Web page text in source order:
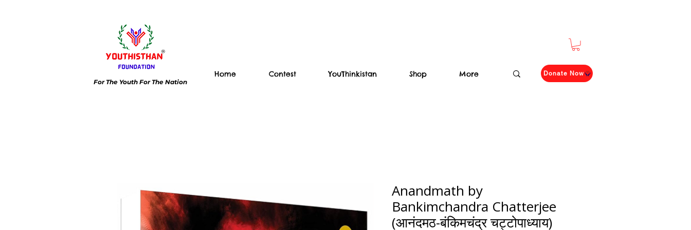
For The Youth For The Nation
Home Contest YouThinkistan Shop More Donate Now
Anandmath by
Bankimchandra Chatterjee
(आनंदमठ-बंकिमचंद्र चट्टोपाध्याय)